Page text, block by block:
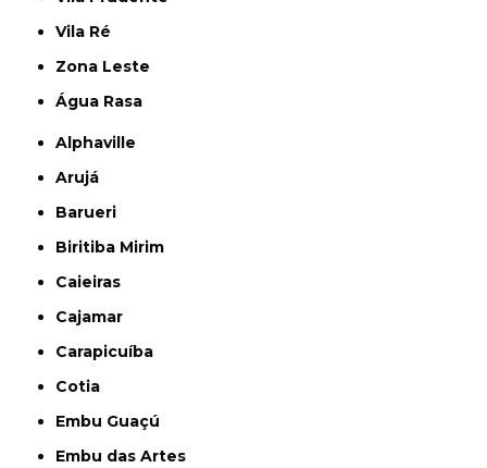
Vila Ré
Zona Leste
Água Rasa
Alphaville
Arujá
Barueri
Biritiba Mirim
Caieiras
Cajamar
Carapicuíba
Cotia
Embu Guaçú
Embu das Artes